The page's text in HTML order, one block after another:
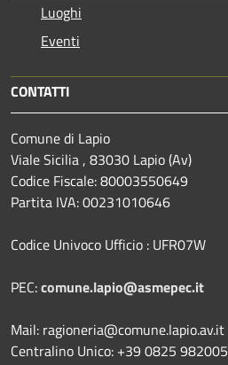
Luoghi
Eventi
CONTATTI
Comune di Lapio
Viale Sicilia , 83030 Lapio (Av)
Codice Fiscale: 80003550649
Partita IVA: 00231010646
Codice Univoco Ufficio : UFR07W
PEC:comune.lapio@asmepec.it
Mail: ragioneria@comune.lapio.av.it
Centralino Unico: +39 0825 982005